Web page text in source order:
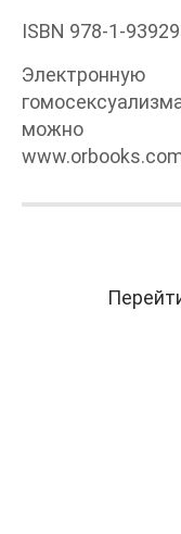
ISBN 978-1-
можно